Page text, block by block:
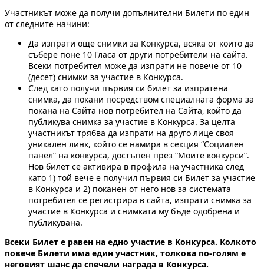
Участникът може да получи допълнителни Билети по един
от следните начини:
Да изпрати още снимки за Конкурса, всяка от които да
събере поне 10 Гласа от други потребители на сайта.
Всеки потребител може да изпрати не повече от 10
(десет) снимки за участие в Конкурса.
След като получи първия си билет за изпратена
снимка, да покани посредством специалната форма за
покана на Сайта нов потребител на Сайта, който да
публикува снимка за участие в Конкурса. За целта
участникът трябва да изпрати на друго лице своя
уникален линк, който се намира в секция “Социален
панел” на конкурса, достъпен през “Моите конкурси”.
Нов билет се активира в профила на участника след
като 1) той вече е получил първия си Билет за участие
в Конкурса и 2) поканен от него нов за системата
потребител се регистрира в сайта, изпрати снимка за
участие в Конкурса и снимката му бъде одобрена и
публикувана.
Всеки Билет е равен на едно участие в Конкурса. Колкото
повече Билети има един участник, толкова по-голям е
неговият шанс да спечели награда в Конкурса.